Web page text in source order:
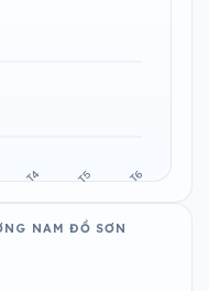
NAM ĐỒ SƠN